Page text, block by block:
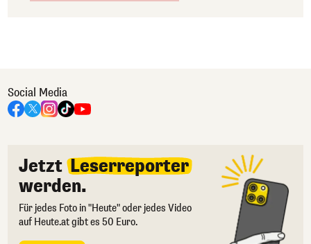
Social Media
Jetzt Leserreporter
werden.
Für jedes Foto in "Heute" oder jedes Video
auf Heute.at gibt es 50 Euro.